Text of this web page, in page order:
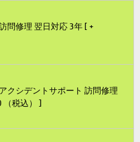
問修理 翌日対応 3年 [ +
クシデントサポート 訪問修理
（税込） ]